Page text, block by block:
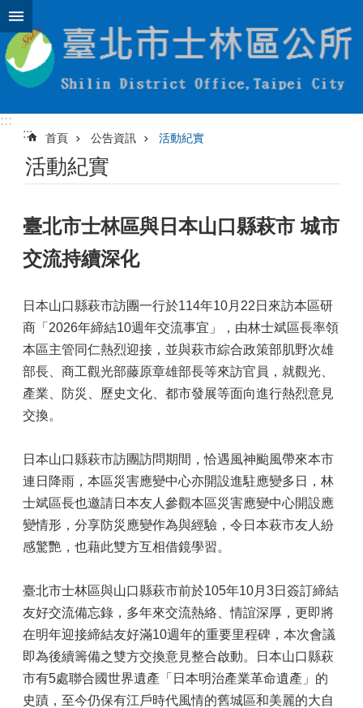
跳到主要內容區塊
:::
:::
首頁 公告資訊 活動紀實
活動紀實
臺北市士林區與日本山口縣萩市 城市
交流持續深化
日本山口縣萩市訪團一行於114年10月22日來訪本區研
商「2026年締結10週年交流事宜」，由林士斌區長率領
本區主管同仁熱烈迎接，並與萩市綜合政策部肌野次雄
部長、商工觀光部藤原章雄部長等來訪官員，就觀光、
產業、防災、歷史文化、都市發展等面向進行熱烈意見
交換。
日本山口縣萩市訪團訪問期間，恰遇風神颱風帶來本市
連日降雨，本區災害應變中心亦開設進駐應變多日，林
士斌區長也邀請日本友人參觀本區災害應變中心開設應
變情形，分享防災應變作為與經驗，令日本萩市友人紛
感驚艷，也藉此雙方互相借鏡學習。
臺北市士林區與山口縣萩市前於105年10月3日簽訂締結
友好交流備忘錄，多年來交流熱絡、情誼深厚，更即將
在明年迎接締結友好滿10週年的重要里程碑，本次會議
即為後續籌備之雙方交換意見整合啟動。日本山口縣萩
市有5處聯合國世界遺產「日本明治產業革命遺產」的
史蹟，至今仍保有江戶時代風情的舊城區和美麗的大自